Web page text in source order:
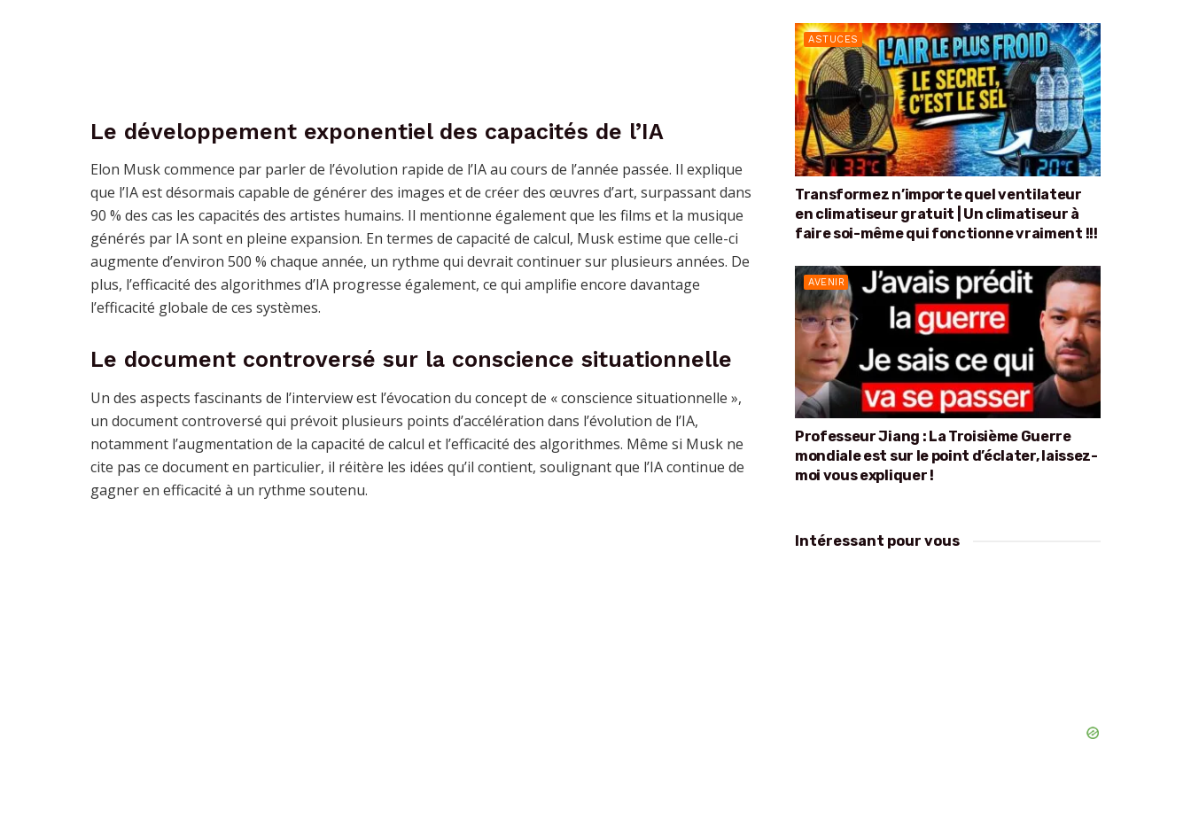
Le développement exponentiel des capacités de l’IA
Elon Musk commence par parler de l’évolution rapide de l’IA au cours de l’année passée. Il explique
que l’IA est désormais capable de générer des images et de créer des œuvres d’art, surpassant dans
90 % des cas les capacités des artistes humains. Il mentionne également que les films et la musique
générés par IA sont en pleine expansion. En termes de capacité de calcul, Musk estime que celle-ci
augmente d’environ 500 % chaque année, un rythme qui devrait continuer sur plusieurs années. De
plus, l’efficacité des algorithmes d’IA progresse également, ce qui amplifie encore davantage
l’efficacité globale de ces systèmes.
Le document controversé sur la conscience situationnelle
Un des aspects fascinants de l’interview est l’évocation du concept de « conscience situationnelle »,
un document controversé qui prévoit plusieurs points d’accélération dans l’évolution de l’IA,
notamment l’augmentation de la capacité de calcul et l’efficacité des algorithmes. Même si Musk ne
cite pas ce document en particulier, il réitère les idées qu’il contient, soulignant que l’IA continue de
gagner en efficacité à un rythme soutenu.
ASTUCES
Transformez n’importe quel ventilateur
en climatiseur gratuit | Un climatiseur à
faire soi-même qui fonctionne vraiment !!!
AVENIR
Professeur Jiang : La Troisième Guerre
mondiale est sur le point d’éclater, laissez-
moi vous expliquer !
Intéressant pour vous